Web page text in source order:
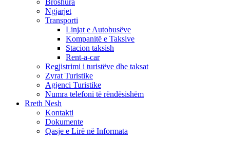
Broshura
Ngjarjet
Transporti
Linjat e Autobusëve
Kompanitë e Taksive
Stacion taksish
Rent-a-car
Regjistrimi i turistëve dhe taksat
Zyrat Turistike
Agjenci Turistike
Numra telefoni të rëndësishëm
Rreth Nesh
Kontakti
Dokumente
Qasje e Lirë në Informata